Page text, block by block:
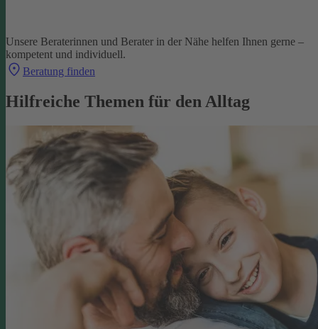
Unsere Beraterinnen und Berater in der Nähe helfen Ihnen gerne –
kompetent und individuell.
Beratung finden
Hilfreiche Themen für den Alltag